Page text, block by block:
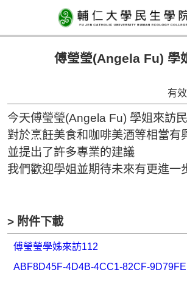
傅瑩瑩(Angela Fu) 學
有
今天傅瑩瑩(Angela Fu) 學姐來訪
對於烹飪美食和咖啡美酒等相當有
並提出了許多專業的建議
我們歡迎學姐並期待未來有更進一
> 附件下載
傅瑩瑩學姊來訪112
ABF8D45F-4D4B-4CC1-82CF-